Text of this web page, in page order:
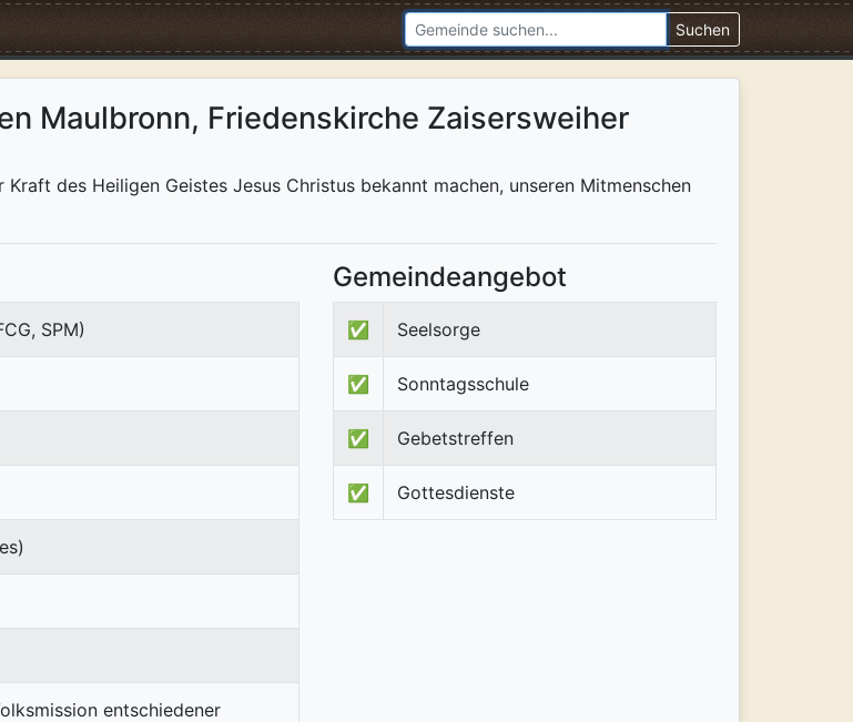
Suchen
Maulbronn, Friedenskirche Zaisersweiher
des Heiligen Geistes Jesus Christus bekannt machen, unseren Mitmenschen
SPM)
Gemeindeangebot
✅ Seelsorge
✅ Sonntagsschule
✅ Gebetstreffen
✅ Gottesdienste